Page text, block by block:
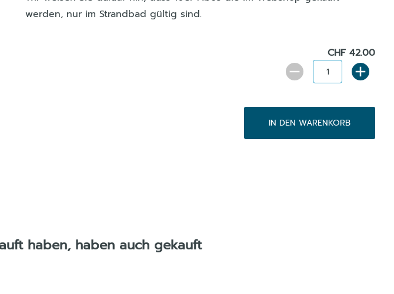
werden, nur im Strandbad gültig sind.
CHF 42.00
IN DEN WARENKORB
haben, haben auch gekauft